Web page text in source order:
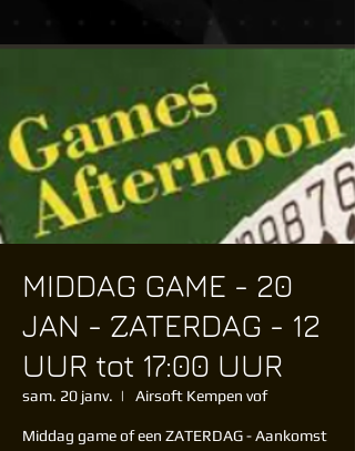
MIDDAG GAME - 20
JAN - ZATERDAG - 12
UUR tot 17:00 UUR
sam. 20 janv.
  |
Airsoft Kempen vof
Middag game of een ZATERDAG - Aankomst